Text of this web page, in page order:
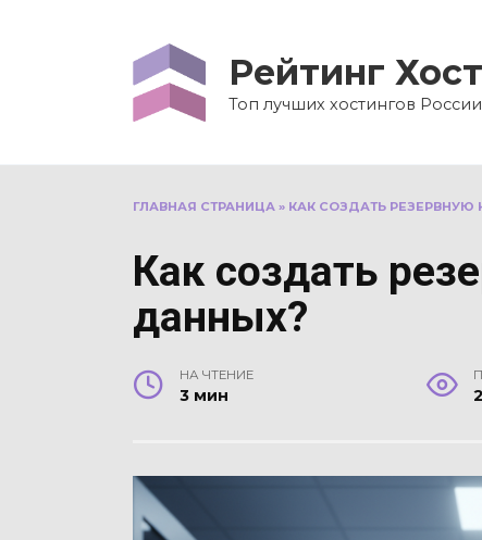
Рейтинг
Топ лучших хостингов России
ГЛАВНАЯ СТРАНИЦА » КАК СОЗДАТЬ
Как создать
данных?
НА ЧТЕНИЕ
3 мин